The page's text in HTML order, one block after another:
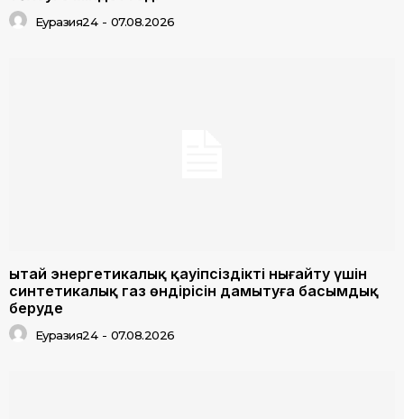
Еуразия24 - 07.08.2026
Қытай энергетикалық қауіпсіздікті нығайту үшін
синтетикалық газ өндірісін дамытуға басымдық
беруде
Еуразия24 - 07.08.2026